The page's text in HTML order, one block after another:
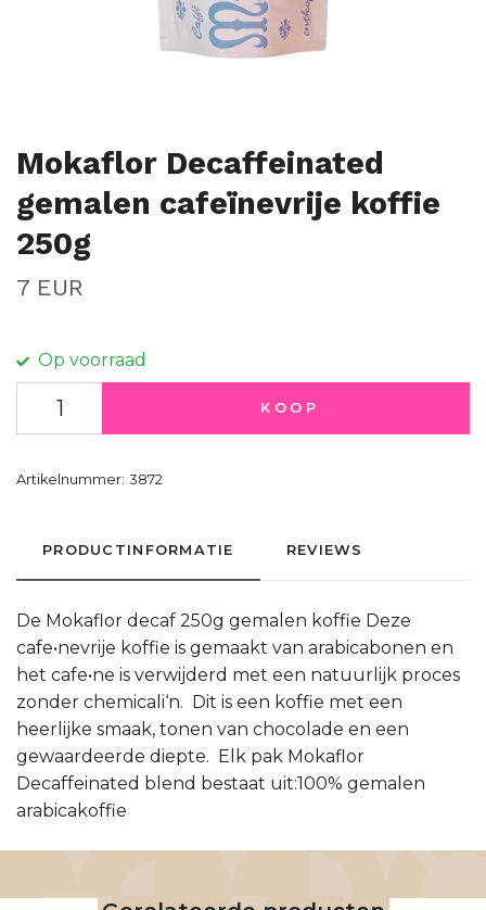
Mokaflor Decaffeinated
gemalen cafeïnevrije koffie
250g
7 EUR
Op voorraad
KOOP
Artikelnummer: 3872
PRODUCTINFORMATIE REVIEWS
De Mokaflor decaf 250g gemalen koffie Deze
cafe•nevrije koffie is gemaakt van arabicabonen en
het cafe•ne is verwijderd met een natuurlijk proces
zonder chemicali‘n. Dit is een koffie met een
heerlijke smaak, tonen van chocolade en een
gewaardeerde diepte. Elk pak Mokaflor
Decaffeinated blend bestaat uit:100% gemalen
arabicakoffie